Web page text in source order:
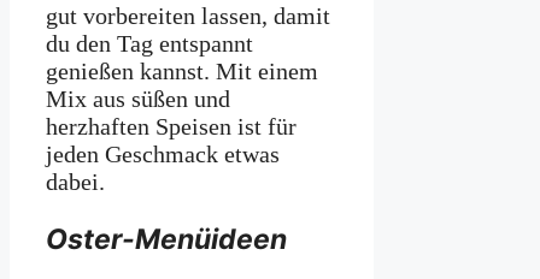
gut vorbereiten lassen, damit
du den Tag entspannt
genießen kannst. Mit einem
Mix aus süßen und
herzhaften Speisen ist für
jeden Geschmack etwas
dabei.
Oster-Menüideen